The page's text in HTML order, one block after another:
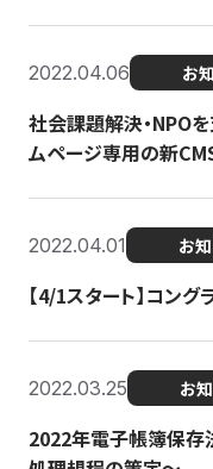
2022.04.06 お
社会課題解決・NPO
ムページ専用の新
2022.04.01 お
【4/1スタート】コン
2022.03.25 お
2022年電子帳簿保存